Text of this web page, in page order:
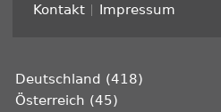
Kontakt
Impressum
Deutschland (418)
Österreich (45)